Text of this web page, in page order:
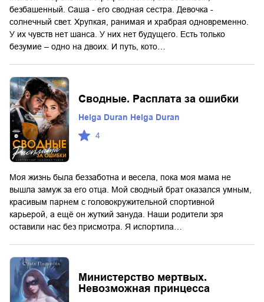
безбашенный. Саша - его сводная сестра. Девочка -
солнечный свет. Хрупкая, ранимая и храбрая одновременно.
У их чувств нет шанса. У них нет будущего. Есть только
безумие – одно на двоих. И путь, кото…
Сводные. Расплата за ошибки
Helga Duran Helga Duran
4
Моя жизнь была беззаботна и весела, пока моя мама не
вышла замуж за его отца. Мой сводный брат оказался умным,
красивым парнем с головокружительной спортивной
карьерой, а ещё он жуткий зануда. Наши родители зря
оставили нас без присмотра. Я испортила…
Министерство мертвых.
Невозможная принцесса